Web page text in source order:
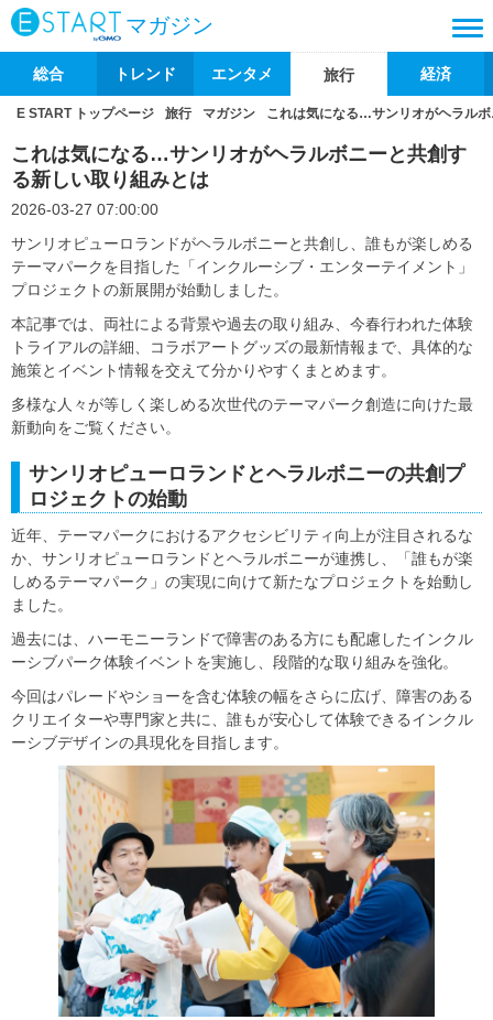
マガジン
総合 トレンド エンタメ 旅行 経済
E START トップページ 旅行 マガジン これは気になる…サンリオがヘラル
これは気になる…サンリオがヘラルボニーと共創す
る新しい取り組みとは
2026-03-27 07:00:00
サンリオピューロランドがヘラルボニーと共創し、誰もが楽しめる
テーマパークを目指した「インクルーシブ・エンターテイメント」
プロジェクトの新展開が始動しました。
本記事では、両社による背景や過去の取り組み、今春行われた体験
トライアルの詳細、コラボアートグッズの最新情報まで、具体的な
施策とイベント情報を交えて分かりやすくまとめます。
多様な人々が等しく楽しめる次世代のテーマパーク創造に向けた最
新動向をご覧ください。
サンリオピューロランドとヘラルボニーの共創プ
ロジェクトの始動
近年、テーマパークにおけるアクセシビリティ向上が注目されるな
か、サンリオピューロランドとヘラルボニーが連携し、「誰もが楽
しめるテーマパーク」の実現に向けて新たなプロジェクトを始動し
ました。
過去には、ハーモニーランドで障害のある方にも配慮したインクル
ーシブパーク体験イベントを実施し、段階的な取り組みを強化。
今回はパレードやショーを含む体験の幅をさらに広げ、障害のある
クリエイターや専門家と共に、誰もが安心して体験できるインクル
ーシブデザインの具現化を目指します。